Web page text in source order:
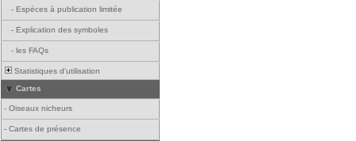
- Espèces à publication limitée
- Explication des symboles
- les FAQs
Statistiques d'utilisation
Cartes
- Oiseaux nicheurs
- Cartes de présence